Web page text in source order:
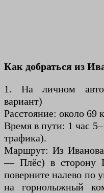
Как добраться из
1. На личном
вариант)
Расстояние: около 69
Время в пути: 1 час
трафика).
Маршрут: Из
— Плёс) в сторону
поверните налево по
на горнолыжный